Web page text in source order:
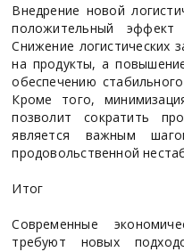
Внедрение новой
положительный эффект
Снижение логистических
на продукты, а
обеспечению
Кроме того,
позволит сократить
является важным
продовольственной
Итог
Современные
требуют новых